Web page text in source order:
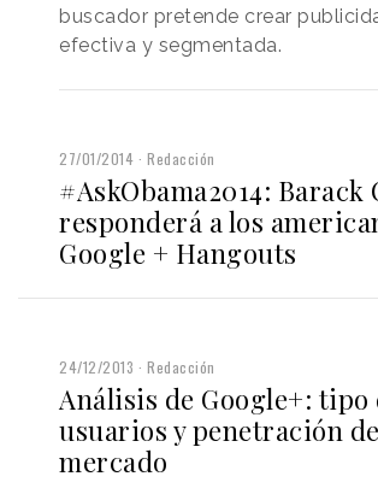
buscador pretende crear
efectiva y segmentada.
27/01/2014 Redacción
#AskObama2014: Barack
responderá a los
Google + Hangouts
24/12/2013 Redacción
Análisis de Google+: tipo
usuarios y penetración de
mercado